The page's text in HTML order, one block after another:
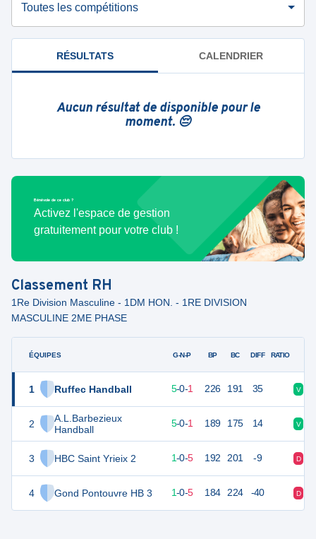
Toutes les compétitions
RÉSULTATS CALENDRIER
Aucun résultat de disponible pour le
moment. 😔
Bénévole de ce club ?
Activez l'espace de gestion
gratuitement pour votre club !
Classement RH
1Re Division Masculine - 1DM HON. - 1RE DIVISION
MASCULINE 2ME PHASE
ÉQUIPES
1 Ruffec Handball
2
A.L.Barbezieux
Handball
3 HBC Saint Yrieix 2
4 Gond Pontouvre HB 3
G-N-P BP BC DIFF RATIO
16 5-0-1 226 191 35 V
5-0-1 189 175 14 V
8 1-0-5 192 201 -9 D
8 6 1-0-5 184 224 -40 D